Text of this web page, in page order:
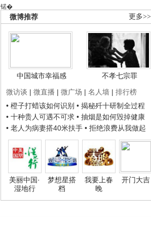
锘�
更多>>
微博推荐
中国城市幸福感
不孝七宗罪
微访谈 | 微直播 | 微广场 | 名人墙 | 排行榜
• 橙子打蜡该如何识别 • 揭秘歼十研制全过程
• 十种贵人可遇不可求 • 抽烟是如何毁掉健康
• 老人为病妻搭40米扶手 • 拒绝浪费从我做起
美丽中国·
湿地行
梦想星搭
档
我要上春
晚
开门大吉